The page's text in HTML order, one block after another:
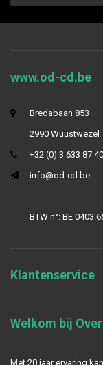
www.od-cd.be
Bredabaan 853
2990 Wuustwezel
+32 (0) 3 633 87 40
info@od-cd.be
BTW n°: BE
Klantenservice
Welkom bij
Met 20 jaar ervaring